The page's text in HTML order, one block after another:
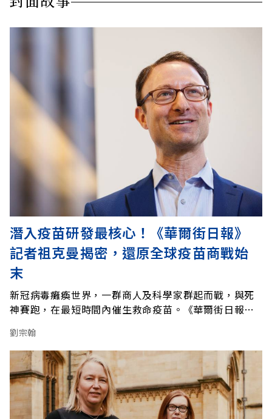
潛入疫苗研發最核心！《華爾街日報》
記者祖克曼揭密，還原全球疫苗商戰始
末
新冠病毒癱瘓世界，一群商人及科學家群起而戰，與死
神賽跑，在最短時間內催生救命疫苗。《華爾街日報》
解構全球「疫苗商戰」背後的重大意義！
劉宗翰